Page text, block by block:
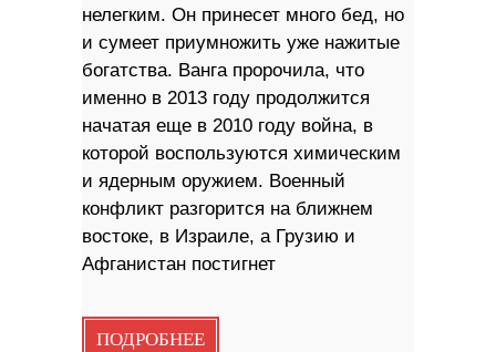
нелегким. Он принесет много бед, но
и сумеет приумножить уже нажитые
богатства. Ванга пророчила, что
именно в 2013 году продолжится
начатая еще в 2010 году война, в
которой воспользуются химическим
и ядерным оружием. Военный
конфликт разгорится на ближнем
востоке, в Израиле, а Грузию и
Афганистан постигнет
ПОДРОБНЕЕ